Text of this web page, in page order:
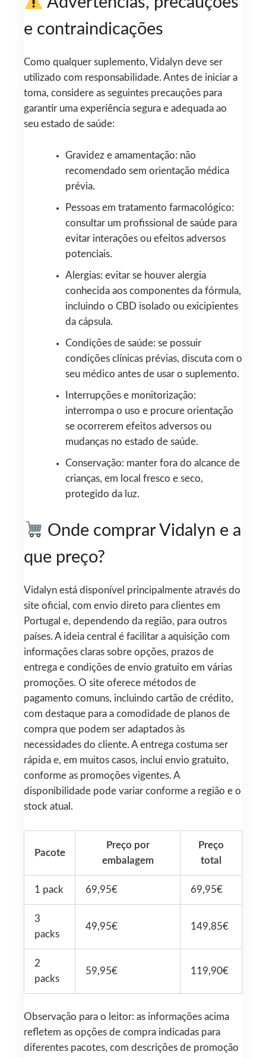
e contraindicações
Como qualquer suplemento, Vidalyn deve ser
utilizado com responsabilidade. Antes de iniciar a
toma, considere as seguintes precauções para
garantir uma experiência segura e adequada ao
seu estado de saúde:
Gravidez e amamentação: não
recomendado sem orientação médica
prévia.
Pessoas em tratamento farmacológico:
consultar um profissional de saúde para
evitar interações ou efeitos adversos
potenciais.
Alergias: evitar se houver alergia
conhecida aos componentes da fórmula,
incluindo o CBD isolado ou exicipientes
da cápsula.
Condições de saúde: se possuir
condições clínicas prévias, discuta com o
seu médico antes de usar o suplemento.
Interrupções e monitorização:
interrompa o uso e procure orientação
se ocorrerem efeitos adversos ou
mudanças no estado de saúde.
Conservação: manter fora do alcance de
crianças, em local fresco e seco,
protegido da luz.
Onde comprar Vidalyn e a
que preço?
Vidalyn está disponível principalmente através do
site oficial, com envio direto para clientes em
Portugal e, dependendo da região, para outros
países. A ideia central é facilitar a aquisição com
informações claras sobre opções, prazos de
entrega e condições de envio gratuito em várias
promoções. O site oferece métodos de
pagamento comuns, incluindo cartão de crédito,
com destaque para a comodidade de planos de
compra que podem ser adaptados às
necessidades do cliente. A entrega costuma ser
rápida e, em muitos casos, inclui envio gratuito,
conforme as promoções vigentes. A
disponibilidade pode variar conforme a região e o
stock atual.
Pacote
Preço por
embalagem
Preço
total
1 pack 69,95€ 69,95€
3
packs
49,95€ 149,85€
2
packs
59,95€ 119,90€
Observação para o leitor: as informações acima
refletem as opções de compra indicadas para
diferentes pacotes, com descrições de promoção